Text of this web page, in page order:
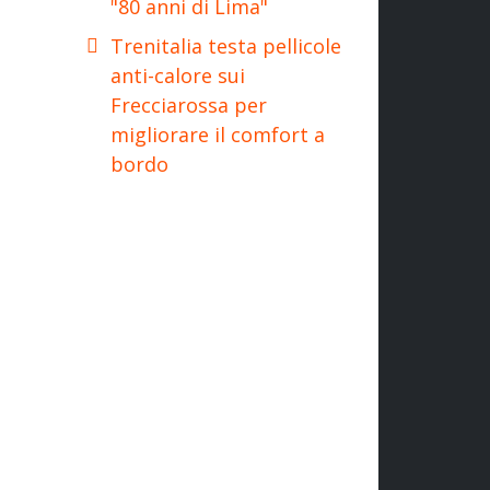
"80 anni di Lima"
Trenitalia testa pellicole
anti-calore sui
Frecciarossa per
migliorare il comfort a
bordo